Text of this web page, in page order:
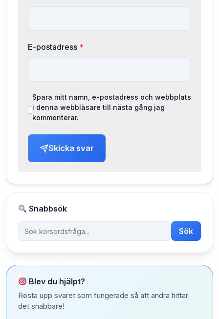
E-postadress *
Spara mitt namn, e-postadress och webbplats
i denna webbläsare till nästa gång jag
kommenterar.
Skicka svar
Snabbsök
Sök
Blev du hjälpt?
Rösta upp svaret som fungerade så att andra hittar
det snabbare!